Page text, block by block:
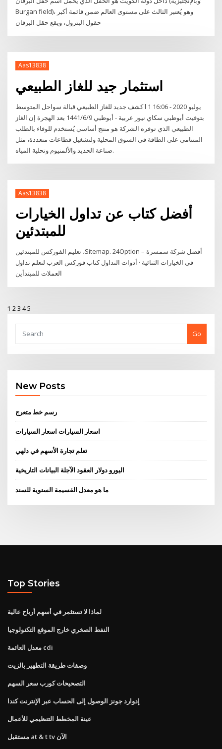
Burgan field)، وهو يُعتبر الثالث على مستوى العالم ضمن قائمة أكبر
حقول البترول، ويقع حقل البرقان
Aas13838
استثمار جيد للغاز الطبيعي
كشف جديد للغاز الطبيعي قبالة سواحل المتوسط l 1 يوليو 2020 - 16:06
بتوقيت أبوظبي سكاي نيوز عربية - أبوظبي 9‏‏/6‏‏/1441 بعد الهجرة إن الغاز
الطبيعي الذي توفره الشركة هو منتج أساسي يُستخدم للوفاء بالطلب
المتنامي على الطاقة في السوق المحلية ولتشغيل قطاعات متعددة، مثل
صناعة الحديد والألمنيوم وتحلية المياه.
Aas13838
أفضل كتاب عن تداول الخيارات
للمبتدئين
تعليم الفوركس للمبتدئين ،Sitemap. 24Option – أفضل شركة سمسرة
في الخيارات الثنائية · أدوات التداول كتاب فوركس العرب لتعلم تداول
العملات للمبتدأين
1 23 45
Go
New Posts
رسم خط متعرج
اسعار السيارات اسعار السيارات
تعلم تجارة الأسهم في دلهي
اليورو دولار العقود الآجلة البيانات التاريخية
ما هو معدل القسيمة السنوية للسند
Top Stories
لماذا لا تستثمر في أسهم أرباح عالية
النفط الصخري خارج الموقع التكنولوجيا
معدل العائمة cdi
وصفات طريقة التطهير بالزيت
التصحيحات كورب سعر السهم
إدوارد جونز الوصول إلى الحساب عبر الإنترنت كندا
عينة المخطط التنظيمي للأعمال
مستقبل at & t tv الآن